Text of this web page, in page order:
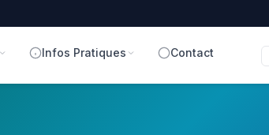
Infos Pratiques Contact